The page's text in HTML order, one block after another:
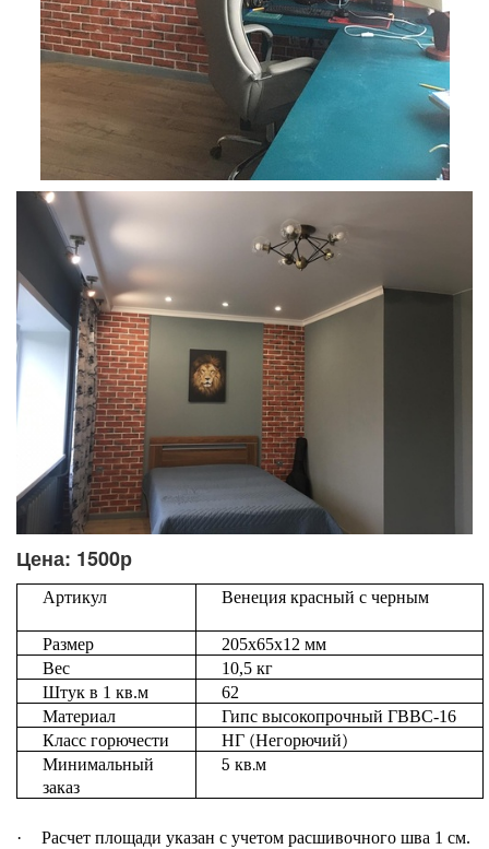
Цена: 1500р
Артикул Венеция красный с черным
Размер 205х65х12мм
Вес
10,5кг
Штук в 1кв.м 62
Материал Гипс высокопрочный ГВВС-16
Класс горючести
НГ (Негорючий)
Минимальный
заказ
5 кв.м
· Расчет площади указан с учетом расшивочного шва 1 см.